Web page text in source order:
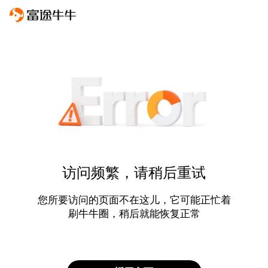
访问频繁，请稍后重试
您所要访问的页面不在这儿，它可能正忙着
刷牛牛圈，稍后就能恢复正常